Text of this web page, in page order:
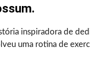
inspiradora de
uma rotina de